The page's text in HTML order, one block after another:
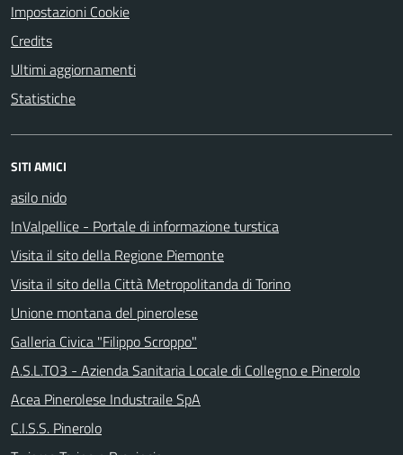
Impostazioni Cookie
Credits
Ultimi aggiornamenti
Statistiche
SITI AMICI
asilo nido
InValpellice - Portale di informazione turstica
Visita il sito della Regione Piemonte
Visita il sito della Città Metropolitanda di Torino
Unione montana del pinerolese
Galleria Civica "Filippo Scroppo"
A.S.L.TO3 - Azienda Sanitaria Locale di Collegno e Pinerolo
Acea Pinerolese Industraile SpA
C.I.S.S. Pinerolo